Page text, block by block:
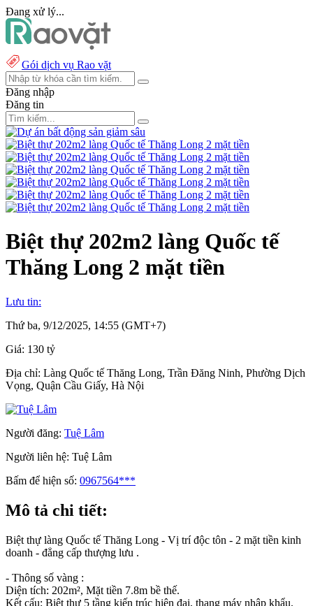
Đang xử lý...
Gói dịch vụ Rao vặt
Đăng nhập
Đăng tin
Biệt thự 202m2 làng Quốc tế
Thăng Long 2 mặt tiền
Lưu tin:
Thứ ba, 9/12/2025, 14:55 (GMT+7)
Giá: 130 tỷ
Địa chỉ: Làng Quốc tế Thăng Long, Trần Đăng Ninh, Phường Dịch
Vọng, Quận Cầu Giấy, Hà Nội
Người đăng: Tuệ Lâm
Người liên hệ: Tuệ Lâm
Bấm để hiện số: 0967564***
Mô tả chi tiết:
Biệt thự làng Quốc tế Thăng Long - Vị trí độc tôn - 2 mặt tiền kinh
doanh - đẳng cấp thượng lưu .
- Thông số vàng :
Diện tích: 202m², Mặt tiền 7.8m bề thế.
Kết cấu: Biệt thự 5 tầng kiến trúc hiện đại, thang máy nhập khẩu.